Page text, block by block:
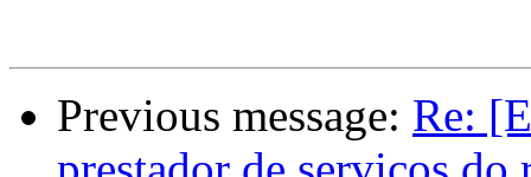
Previous message: Re: